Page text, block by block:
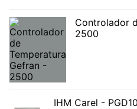
Controlador
2500
IHM Carel -